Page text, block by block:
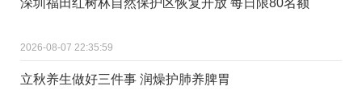
2026-08-07 22:35:59
立秋养生做好三件事 润燥护肺养脾胃